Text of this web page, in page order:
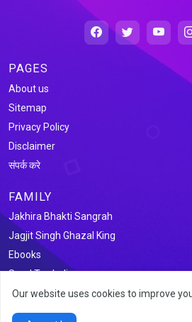
PAGES
About us
Sitemap
Privacy Policy
Disclaimer
संपर्क करे
FAMILY
Jakhira Bhakti Sangrah
Jagjit Singh Ghazal King
Ebooks
Saral Tax India
Our website uses cookies to improve